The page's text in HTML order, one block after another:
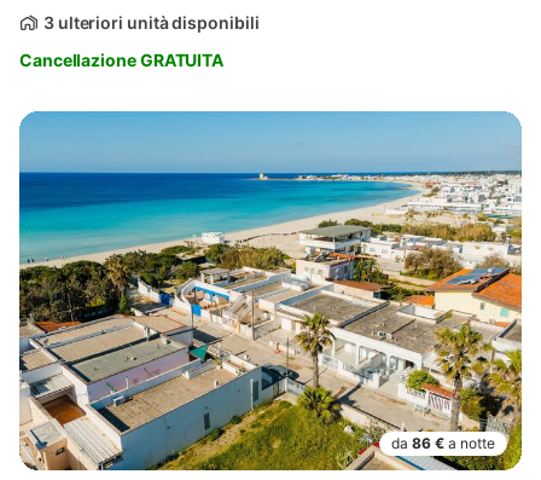
3 ulteriori unità disponibili
Cancellazione GRATUITA
da 86 € a notte